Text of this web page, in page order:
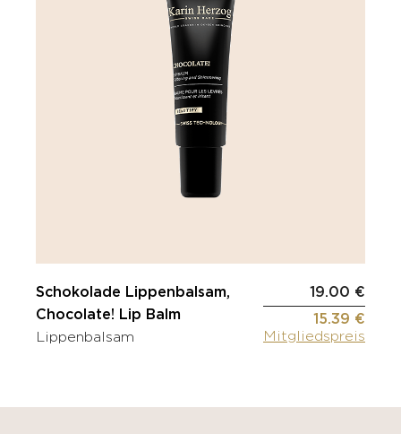
Schokolade Lippenbalsam,
Chocolate! Lip Balm
Lippenbalsam
19.00 €
15.39 €
Mitgliedspreis